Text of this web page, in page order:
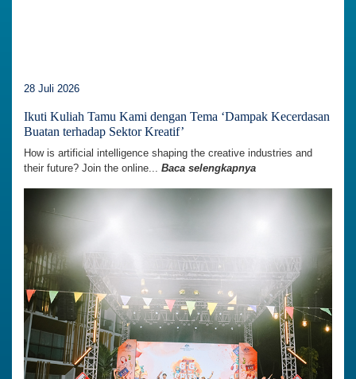
28 Juli 2026
Ikuti Kuliah Tamu Kami dengan Tema ‘Dampak Kecerdasan
Buatan terhadap Sektor Kreatif’
How is artificial intelligence shaping the creative industries and
their future? Join the online... Baca selengkapnya